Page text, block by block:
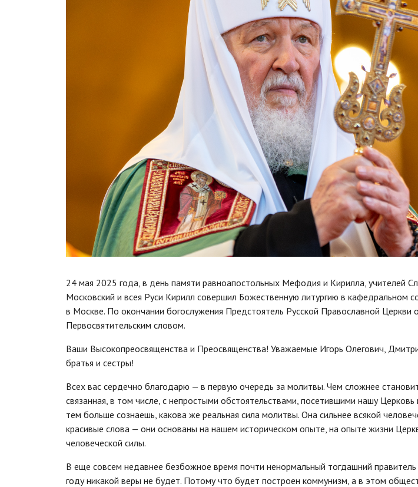
24 мая 2025 года, в день памяти равноапостольных Мефодия и Кирилла, учителей
Московский и всея Руси Кирилл совершил Божественную литургию в кафедральном
в Москве. По окончании богослужения Предстоятель Русской Православной Церкви
Первосвятительским словом.
Ваши Высокопреосвященства и Преосвященства! Уважаемые Игорь Олегович,
братья и сестры!
Всех вас сердечно благодарю — в первую очередь за молитвы. Чем сложнее
связанная, в том числе, с непростыми обстоятельствами, посетившими нашу Церковь
тем больше сознаешь, какова же реальная сила молитвы. Она сильнее всякой
красивые слова — они основаны на нашем историческом опыте, на опыте жизни
человеческой силы.
В еще совсем недавнее безбожное время почти ненормальный тогдашний
году никакой веры не будет. Потому что будет построен коммунизм, а в этом